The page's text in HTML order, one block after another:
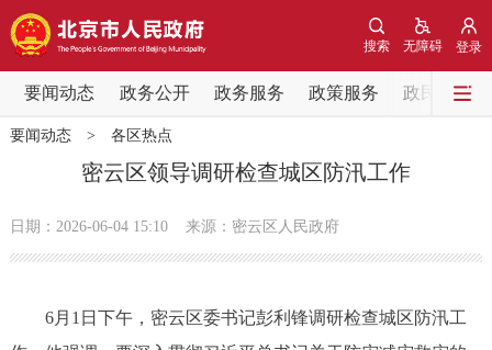
登录
无障碍
搜索
要闻动态 政务公开 政务服务 政策服务 政民互动
要闻动态
党中央精神
政务公开
要闻动态> 各区热点
密云区领导调研检查城区防汛工作
日期：2026-06-04 15:10 来源：密云区人民政府
6月1日下午，密云区委书记彭利锋调研检查城区防汛工